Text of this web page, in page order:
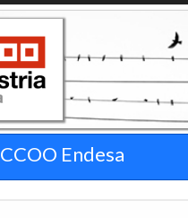
CCOO Endesa